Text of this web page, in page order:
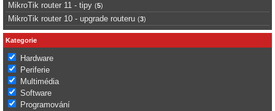
MikroTik router 11 - tipy (5)
MikroTik router 10 - upgrade routeru (3)
Kategorie
Hardware
Periferie
Multimédia
Software
Programování